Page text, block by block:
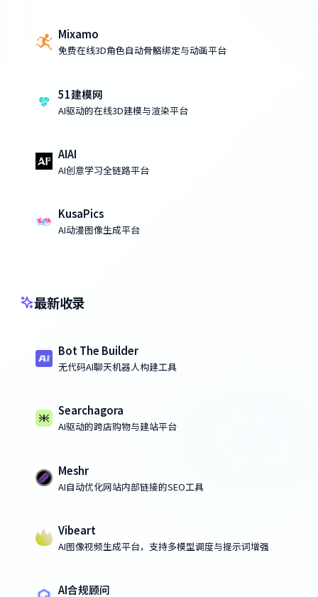
Mixamo
免费在线3D角色自动骨骼绑定与动画平台
51建模网
AI驱动的在线3D建模与渲染平台
AIAI
AI创意学习全链路平台
KusaPics
AI动漫图像生成平台
最新收录
Bot The Builder
无代码AI聊天机器人构建工具
Searchagora
AI驱动的跨店购物与建站平台
Meshr
AI自动优化网站内部链接的SEO工具
Vibeart
AI图像视频生成平台，支持多模型调度与提示词增强
AI合规顾问